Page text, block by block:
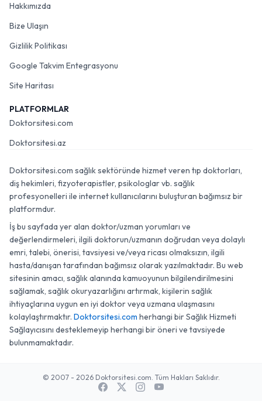
Hakkımızda
Bize Ulaşın
Gizlilik Politikası
Google Takvim Entegrasyonu
Site Haritası
PLATFORMLAR
Doktorsitesi.com
Doktorsitesi.az
Doktorsitesi.com sağlık sektöründe hizmet veren tıp doktorları,
diş hekimleri, fizyoterapistler, psikologlar vb. sağlık
profesyonelleri ile internet kullanıcılarını buluşturan bağımsız bir
platformdur.
İş bu sayfada yer alan doktor/uzman yorumları ve
değerlendirmeleri, ilgili doktorun/uzmanın doğrudan veya dolaylı
emri, talebi, önerisi, tavsiyesi ve/veya ricası olmaksızın, ilgili
hasta/danışan tarafından bağımsız olarak yazılmaktadır. Bu web
sitesinin amacı, sağlık alanında kamuoyunun bilgilendirilmesini
sağlamak, sağlık okuryazarlığını artırmak, kişilerin sağlık
ihtiyaçlarına uygun en iyi doktor veya uzmana ulaşmasını
kolaylaştırmaktır. Doktorsitesi.com herhangi bir Sağlık Hizmeti
Sağlayıcısını desteklemeyip herhangi bir öneri ve tavsiyede
bulunmamaktadır.
© 2007 - 2026 Doktorsitesi.com. Tüm Hakları Saklıdır.